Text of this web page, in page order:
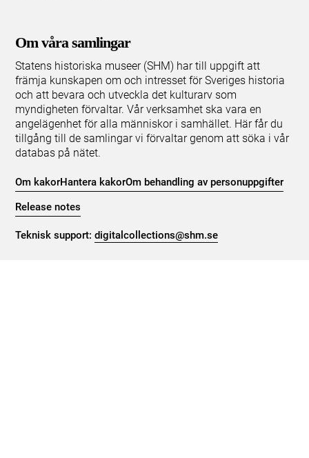
Om våra samlingar
Statens historiska museer (SHM) har till uppgift att
främja kunskapen om och intresset för Sveriges historia
och att bevara och utveckla det kulturarv som
myndigheten förvaltar. Vår verksamhet ska vara en
angelägenhet för alla människor i samhället. Här får du
tillgång till de samlingar vi förvaltar genom att söka i vår
databas på nätet.
Om kakorHantera kakorOm behandling av personuppgifter
Release notes
Teknisk support:digitalcollections@shm.se